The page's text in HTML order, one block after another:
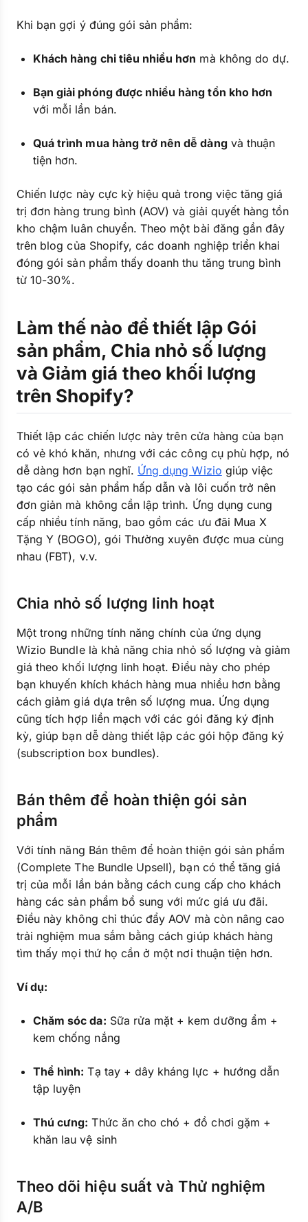
Khi bạn gợi ý đúng gói sản phẩm:
Khách hàng chi tiêu nhiều hơn mà không do dự.
Bạn giải phóng được nhiều hàng tồn kho hơn
với mỗi lần bán.
Quá trình mua hàng trở nên dễ dàngvà thuận
tiện hơn.
Chiến lược này cực kỳ hiệu quả trong việc tăng giá
trị đơn hàng trung bình (AOV) và giải quyết hàng tồn
kho chậm luân chuyển. Theo một bài đăng gần đây
trên blog của Shopify, các doanh nghiệp triển khai
đóng gói sản phẩm thấy doanh thu tăng trung bình
từ 10-30%.
Làm thế nào để thiết lập Gói
sản phẩm, Chia nhỏ số lượng
và Giảm giá theo khối lượng
trên Shopify?
Thiết lập các chiến lược này trên cửa hàng của bạn
có vẻ khó khăn, nhưng với các công cụ phù hợp, nó
dễ dàng hơn bạn nghĩ. Ứng dụng Wizio giúp việc
tạo các gói sản phẩm hấp dẫn và lôi cuốn trở nên
đơn giản mà không cần lập trình. Ứng dụng cung
cấp nhiều tính năng, bao gồm các ưu đãi Mua X
Tặng Y (BOGO), gói Thường xuyên được mua cùng
nhau (FBT), v.v.
Chia nhỏ số lượng linh hoạt
Một trong những tính năng chính của ứng dụng
Wizio Bundle là khả năng chia nhỏ số lượng và giảm
giá theo khối lượng linh hoạt. Điều này cho phép
bạn khuyến khích khách hàng mua nhiều hơn bằng
cách giảm giá dựa trên số lượng mua. Ứng dụng
cũng tích hợp liền mạch với các gói đăng ký định
kỳ, giúp bạn dễ dàng thiết lập các gói hộp đăng ký
(subscription box bundles).
Bán thêm để hoàn thiện gói sản
phẩm
Với tính năng Bán thêm để hoàn thiện gói sản phẩm
(Complete The Bundle Upsell), bạn có thể tăng giá
trị của mỗi lần bán bằng cách cung cấp cho khách
hàng các sản phẩm bổ sung với mức giá ưu đãi.
Điều này không chỉ thúc đẩy AOV mà còn nâng cao
trải nghiệm mua sắm bằng cách giúp khách hàng
tìm thấy mọi thứ họ cần ở một nơi thuận tiện hơn.
Ví dụ:
Chăm sóc da: Sữa rửa mặt + kem dưỡng ẩm +
kem chống nắng
Thể hình: Tạ tay + dây kháng lực + hướng dẫn
tập luyện
Thú cưng: Thức ăn cho chó + đồ chơi gặm +
khăn lau vệ sinh
Theo dõi hiệu suất và Thử nghiệm
A/B